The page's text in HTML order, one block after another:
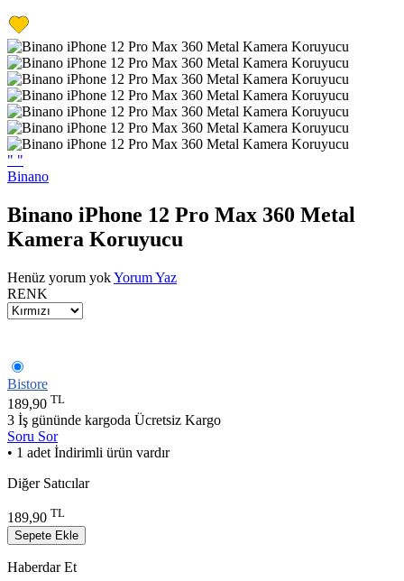
" "
Binano
Binano iPhone 12 Pro Max 360 Metal
Kamera Koruyucu
Henüz yorum yokYorum Yaz
RENK
Bistore
189,90 TL
3 İş gününde kargoda Ücretsiz Kargo
Soru Sor
• 1 adet İndirimli ürün vardır
Diğer Satıcılar
189,90 TL
Sepete Ekle
Haberdar Et